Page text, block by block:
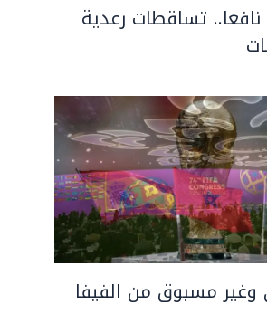
نافعا.. تساقطات رعدية
وغير مسبوق من الفيفا